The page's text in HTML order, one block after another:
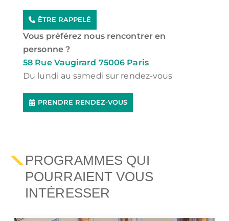
ÊTRE RAPPELÉ
Vous préférez nous rencontrer en
personne ?
58 Rue Vaugirard 75006 Paris
Du lundi au samedi sur rendez-vous
PRENDRE RENDEZ-VOUS
PROGRAMMES QUI
POURRAIENT VOUS
INTÉRESSER